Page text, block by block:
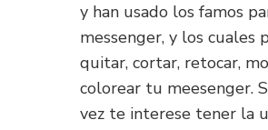
y han usado los famos
messenger, y los cuales
quitar, cortar, retocar,
colorear tu meesenger.
vez te interese tener la